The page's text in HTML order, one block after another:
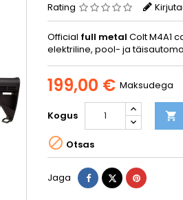
Rating
Official full metal Colt M4A1
elektriline, pool- ja
199,00 € Maksudega
Kogus 
 Otsas
Jaga Jaga TweetPinterest